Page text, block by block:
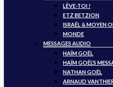
LÈVE-TOI !
ETZ BETZION
ISRAËL & MOYEN
MONDE
MESSAGES AUDIO
HAÏM GOËL
HAÏM GOËL’S
NATHAN GOËL
ARNAUD